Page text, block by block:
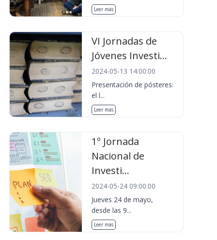
Leer más
VI Jornadas de
Jóvenes Investi...
2024-05-13 14:00:00
Presentación de pósteres:
el l...
Leer más
1º Jornada
Nacional de
Investi...
2024-05-24 09:00:00
Jueves 24 de mayo,
desde las 9...
Leer más